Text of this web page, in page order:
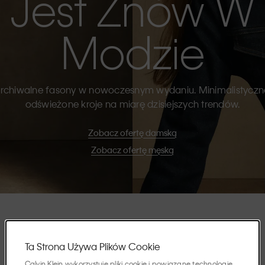
Modzie
fasony w nowoczesnym wydaniu.
odświeżone kroje na miarę dzisiejszych trendów.
Zobacz ofertę damską
Zobacz ofertę męską
Wyróżnione
Ta Strona Używa Plików Cookie
Calvin Klein wykorzystuje pliki cookie i powiązane technologie